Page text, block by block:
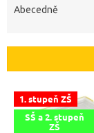
r
Abecedně
V 1. stupeň ZŠ
SŠ a 2. stupeň
ZŠ